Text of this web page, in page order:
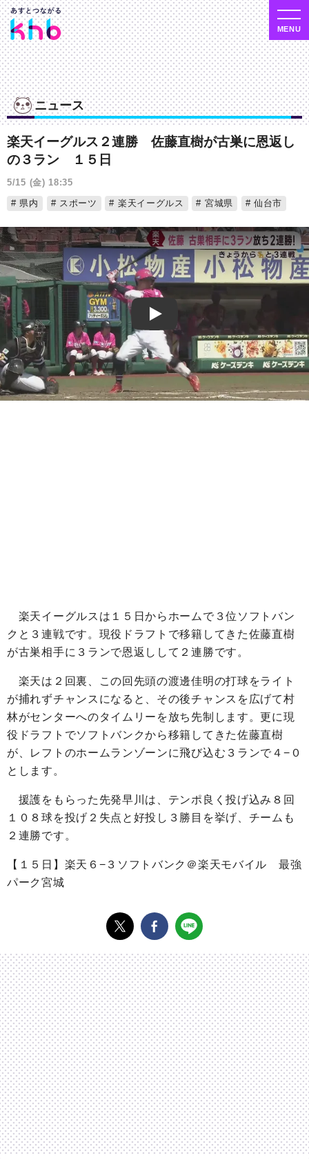
ニュース
楽天イーグルス２連勝 佐藤直樹が古巣に恩返し
の３ラン １５日
5/15 (金) 18:35
県内
スポーツ 楽天イーグルス 宮城県 仙台市
Play
楽天イーグルスは１５日からホームで３位ソフトバン
クと３連戦です。現役ドラフトで移籍してきた佐藤直樹
が古巣相手に３ランで恩返しして２連勝です。
楽天は２回裏、この回先頭の渡邊佳明の打球をライト
が捕れずチャンスになると、その後チャンスを広げて村
林がセンターへのタイムリーを放ち先制します。更に現
役ドラフトでソフトバンクから移籍してきた佐藤直樹
が、レフトのホームランゾーンに飛び込む３ランで４−０
とします。
援護をもらった先発早川は、テンポ良く投げ込み８回
１０８球を投げ２失点と好投し３勝目を挙げ、チームも
２連勝です。
【１５日】楽天６−３ソフトバンク＠楽天モバイル 最強
パーク宮城